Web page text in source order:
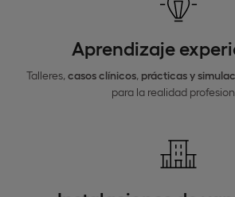
Aprendizaje
Talleres,casos clínicos, prácticas y
para la realidad